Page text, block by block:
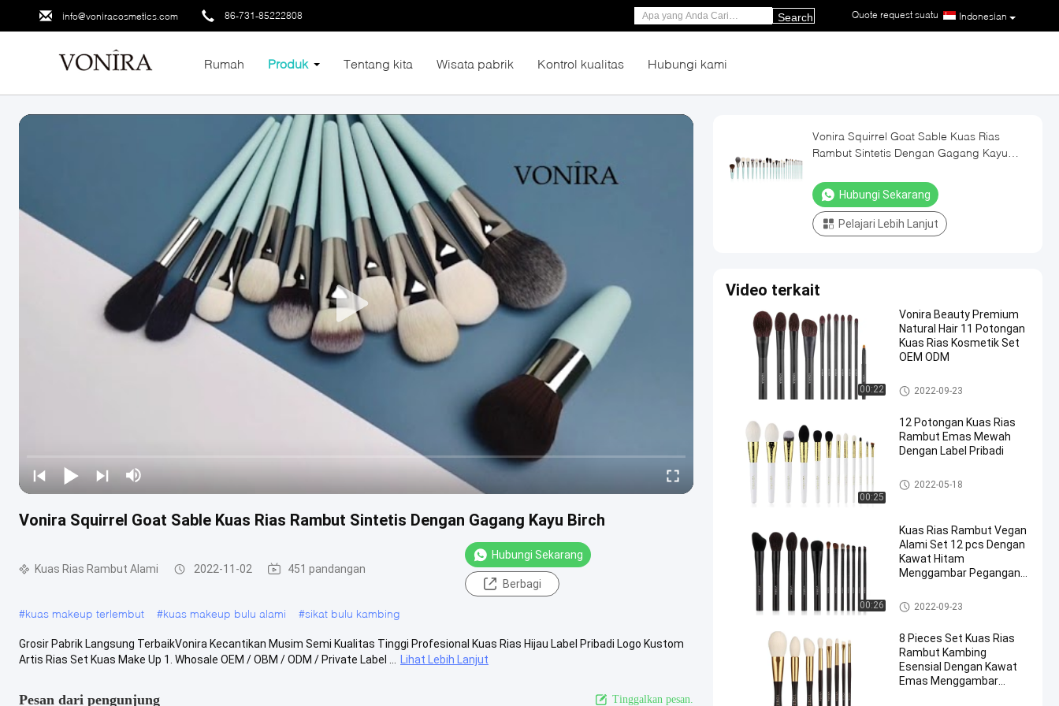
info@voniracosmetics.com 86-731-85222808 Indonesian
Quote request suatu |
Search
Rumah Produk Tentang kita Wisata pabrik Kontrol kualitas Hubungi kami
Vonira Squirrel Goat Sable Kuas Rias Rambut Sintetis Dengan Gagang Kayu Birch
Kuas Rias Rambut Alami 2022-11-02 451 pandangan
Hubungi Sekarang
Berbagi
#kuas makeup terlembut #kuas makeup bulu alami #sikat bulu kambing
Grosir Pabrik Langsung TerbaikVonira Kecantikan Musim Semi Kualitas Tinggi Profesional Kuas Rias Hijau Label Pribadi Logo Kustom
Artis Rias Set Kuas Make Up 1. Whosale OEM / OBM / ODM / Private Label ...
Lihat Lebih Lanjut
Pesan dari pengunjung Tinggalkan pesan.
Vonira Squirrel Goat Sable Kuas Rias
Rambut Sintetis Dengan Gagang Kayu
Hubungi Sekarang
Pelajari Lebih Lanjut
Video terkait
00:22
Vonira Beauty Premium
Natural Hair 11 Potongan
Kuas Rias Kosmetik Set
OEM ODM
Kuas Rias Rambut Alami
2022-09-23
00:25
12 Potongan Kuas Rias
Rambut Emas Mewah
Dengan Label Pribadi
Kuas Rias Rambut Alami
2022-05-18
00:26
Kuas Rias Rambut Vegan
Alami Set 12 pcs Dengan
Kawat Hitam
Menggambar Pegangan
Kuas Rias Rambut Alami
2022-09-23
8 Pieces Set Kuas Rias
Rambut Kambing
Esensial Dengan Kawat
Emas Menggambar